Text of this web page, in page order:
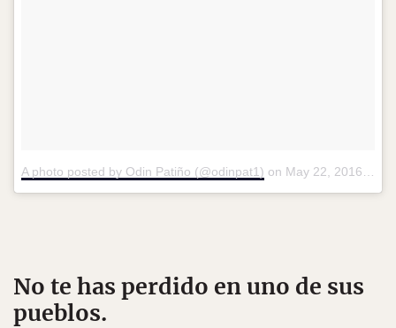
A photo posted by Odin Patiño (@odinpat1) on May 22, 2016 at 7:44pm PDT
No te has perdido en uno de sus
pueblos.